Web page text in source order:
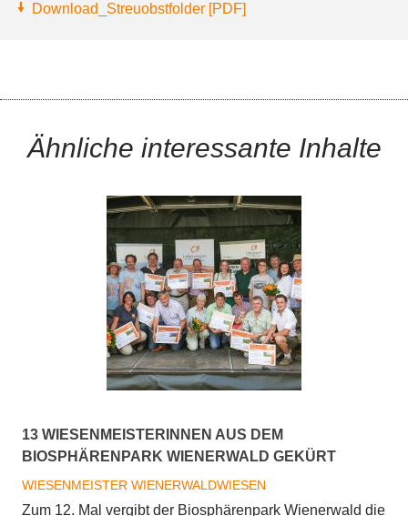
Download_Streuobstfolder [PDF]
Ähnliche interessante Inhalte
13 WIESENMEISTERINNEN AUS DEM
BIOSPHÄRENPARK WIENERWALD GEKÜRT
WIESENMEISTER WIENERWALDWIESEN
Zum 12. Mal vergibt der Biosphärenpark Wienerwald die